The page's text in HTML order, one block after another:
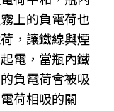
上的負電荷也
，讓鐵線與煙
電，當瓶內鐵
負電荷會被吸
荷相吸的關